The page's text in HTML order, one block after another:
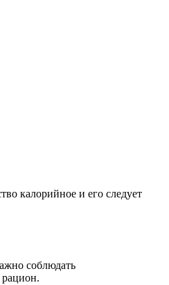
калорийное и его следует
соблюдать